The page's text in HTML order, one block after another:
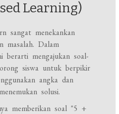
Learning)
sangat menekankan
masalah. Dalam
berarti mengajukan soal-
siswa untuk berpikir
angka dan
solusi.
memberikan soal "5 +